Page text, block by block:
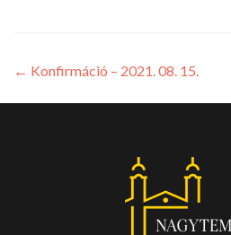
← Konfirmáció – 2021. 08. 15.